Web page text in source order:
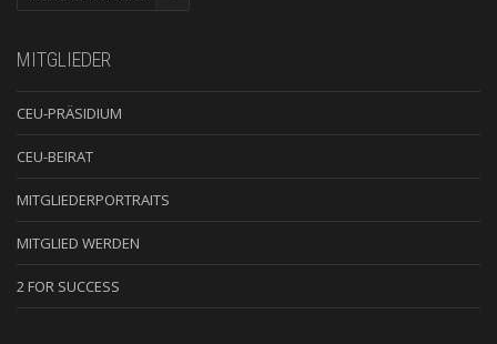
MITGLIEDER
CEU-PRÄSIDIUM
CEU-BEIRAT
MITGLIEDERPORTRAITS
MITGLIED WERDEN
2 FOR SUCCESS